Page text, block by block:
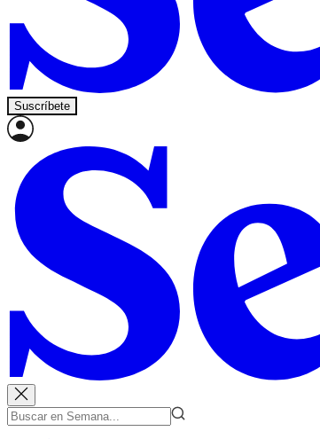
Suscríbete